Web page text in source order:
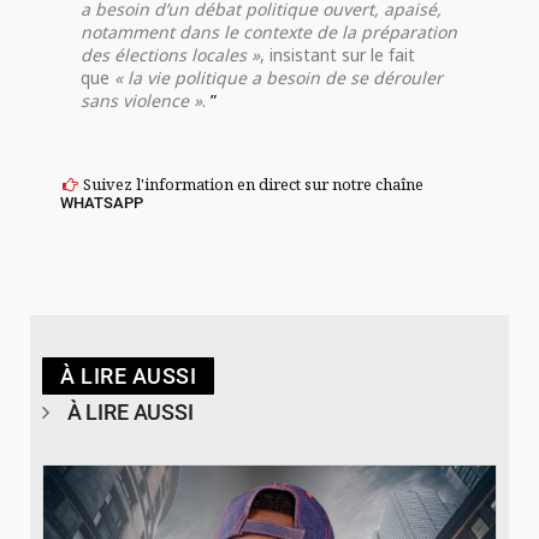
a besoin d’un débat politique ouvert, apaisé,
notamment dans le contexte de la préparation
des élections locales », insistant sur le fait
que « la vie politique a besoin de se dérouler
sans violence ».
Suivez l'information en direct sur notre chaîne
WHATSAPP
À LIRE AUSSI
À LIRE AUSSI